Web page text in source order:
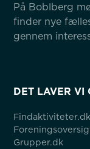
På Boblberg
finder nye
gennem
DET LAVER VI
Findaktiviteter.dk
Grupper.dk